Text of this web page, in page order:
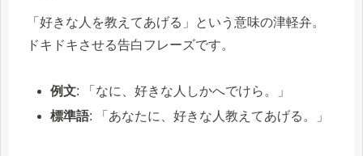
「好きな人を教えてあげる」という意味の津軽弁。
ドキドキさせる告白フレーズです。
例文: 「なに、好きな人しかへでけら。」
標準語: 「あなたに、好きな人教えてあげる。」